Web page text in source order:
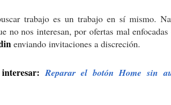
trabajo es un trabajo en sí mismo.
no nos interesan, por ofertas mal
enviando invitaciones a discreción.
interesar:Reparar el botón Home sin